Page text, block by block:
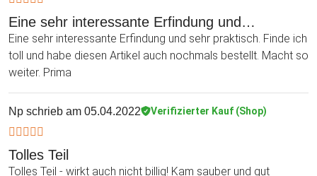
Eine sehr interessante Erfindung und…
Eine sehr interessante Erfindung und sehr praktisch. Finde ich
toll und habe diesen Artikel auch nochmals bestellt. Macht so
weiter. Prima
Np schrieb am 05.04.2022 Verifizierter Kauf (Shop)
Tolles Teil
Tolles Teil - wirkt auch nicht billig! Kam sauber und gut